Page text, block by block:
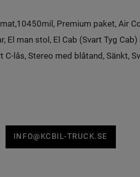
Premium paket, Air
El man stol, El Cab (Svart Tyg
C-lås, Stereo med blåtand, Sänkt,
INFO@KCBIL-TRUCK.SE